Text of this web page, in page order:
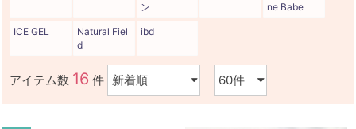
ン
ne Babe
ICE GEL
Natural Fiel
d
ibd
アイテム数 16 件